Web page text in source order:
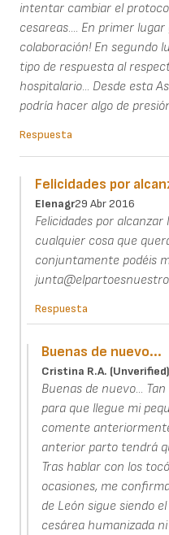
intentar cambiar el
cesareas.... En primer
colaboración! En segundo
tipo de respuesta al
hospitalario... Desde esta
podría hacer algo de
Respuesta
Felicidades por
Elenagr29 Abr 2016
Felicidades por
cualquier cosa que
conjuntamente podéis
Respuesta
Buenas de nuevo...
Cristina R.a. (unverified)
Buenas de nuevo...
para que llegue mi
comente
anterior parto tendrá
Tras hablar con los
ocasiones, me
de León sigue siendo
cesárea humanizada